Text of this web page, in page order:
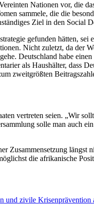
Nationen vor, die
sammele, die die
Ziel in den Social
gefunden hätten, sei
Nicht zuletzt, da der
Deutschland habe
als Haushälter, dass
zweitgrößten
vertreten seien. „Wir
solle man auch
längst
die afrikanische
und zivile